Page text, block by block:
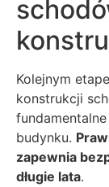
Kolejnym
konstrukcji
budynku.
zapewnia
długie lata.